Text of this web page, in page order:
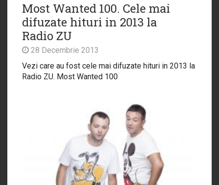
Most Wanted 100. Cele mai
difuzate hituri in 2013 la
Radio ZU
28 Decembrie 2013
Vezi care au fost cele mai difuzate hituri in 2013 la
Radio ZU. Most Wanted 100